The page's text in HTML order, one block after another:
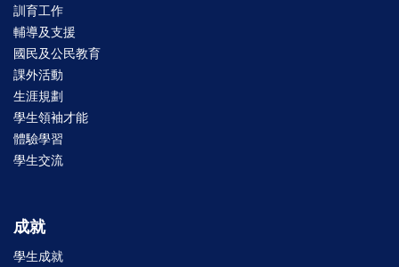
訓育工作
輔導及支援
國民及公民教育
課外活動
生涯規劃
學生領袖才能
體驗學習
學生交流
成就
學生成就